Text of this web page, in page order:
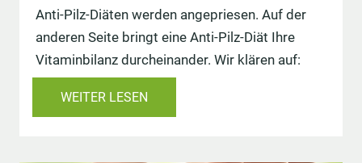
Anti-Pilz-Diäten werden angepriesen. Auf der
anderen Seite bringt eine Anti-Pilz-Diät Ihre
Vitaminbilanz durcheinander. Wir klären auf:
WEITER LESEN